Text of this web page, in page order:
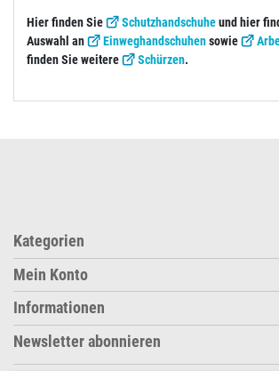
Hier finden Sie Schutzhandschuheund hier
Auswahl an
Einweghandschuhensowie
finden Sie weitere
Schürzen.
Kategorien
Mein Konto
Informationen
Newsletter abonnieren